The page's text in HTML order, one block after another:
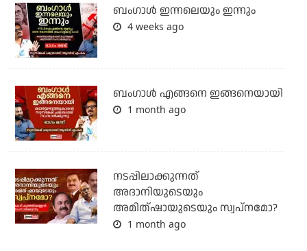
ബംഗാള്‍ ഇന്നലെയും ഇന്നും
4 weeks ago
ബം​ഗാൾ എങ്ങനെ ഇങ്ങനെയായി
1 month ago
നടപ്പിലാക്കുന്നത്
അദാനിയുടെയും
അമിത്ഷായുടെയും സ്വപ്നമോ?
1 month ago